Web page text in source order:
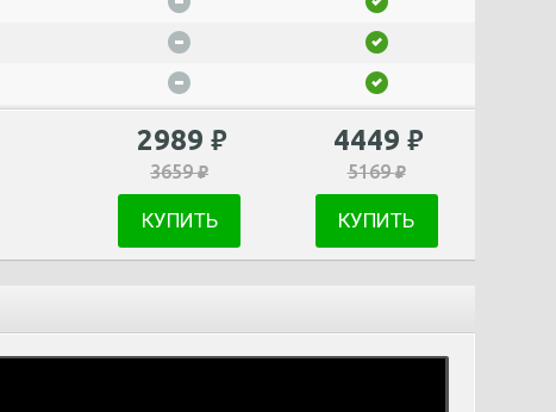
2989 ₽
3659₽
4449 ₽
5169₽
КУПИТЬ КУПИТЬ